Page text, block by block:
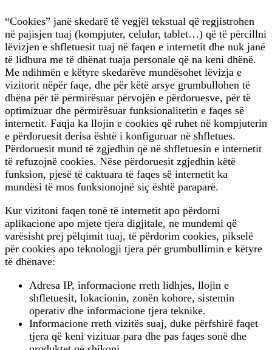
“Cookies” janë skedarë të vegjël tekstual që regjistrohen
në pajisjen tuaj (kompjuter, celular, tablet…) që të përcillni
lëvizjen e shfletuesit tuaj në faqen e internetit dhe nuk janë
të lidhura me të dhënat tuaja personale që na keni dhënë.
Me ndihmën e këtyre skedarëve mundësohet lëvizja e
vizitorit nëpër faqe, dhe për këtë arsye grumbullohen të
dhëna për të përmirësuar përvojën e përdoruesve, për të
optimizuar dhe përmirësuar funksionalitetin e faqes së
internetit. Faqja ka llojin e cookies që ruhet në kompjuterin
e përdoruesit derisa është i konfiguruar në shfletues.
Përdoruesit mund të zgjedhin që në shfletuesin e internetit
të refuzojnë cookies. Nëse përdoruesit zgjedhin këtë
funksion, pjesë të caktuara të faqes së internetit ka
mundësi të mos funksionojnë siç është paraparë.
Kur vizitoni faqen tonë të internetit apo përdorni
aplikacione apo mjete tjera digjitale, ne mundemi që
varësisht prej pëlqimit tuaj, të përdorim cookies, pikselë
për cookies apo teknologji tjera për grumbullimin e këtyre
të dhënave:
Adresa IP, informacione rreth lidhjes, llojin e
shfletuesit, lokacionin, zonën kohore, sistemin
operativ dhe informacione tjera teknike.
Informacione rreth vizitës suaj, duke përfshirë faqet
tjera që keni vizituar para dhe pas faqes sonë dhe